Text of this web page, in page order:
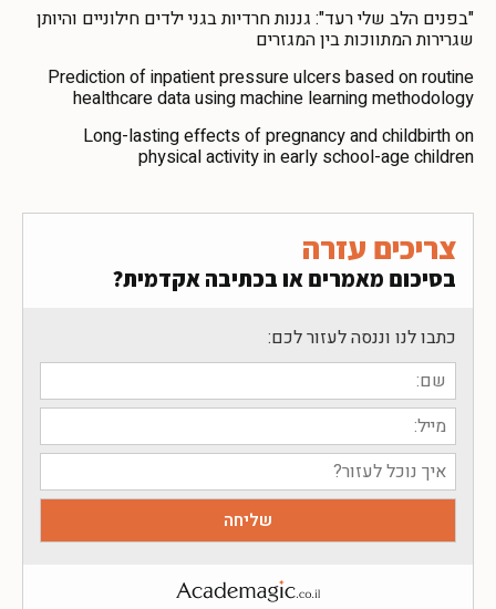
"בפנים הלב שלי רעד": גננות חרדיות בגני ילדים חילוניים והיותן
שגרירות המתווכות בין המגזרים
Prediction of inpatient pressure ulcers based on routine
healthcare data using machine learning methodology
Long-lasting effects of pregnancy and childbirth on
physical activity in early school-age children
צריכים עזרה
בסיכום מאמרים או בכתיבה אקדמית?
כתבו לנו וננסה לעזור לכם: